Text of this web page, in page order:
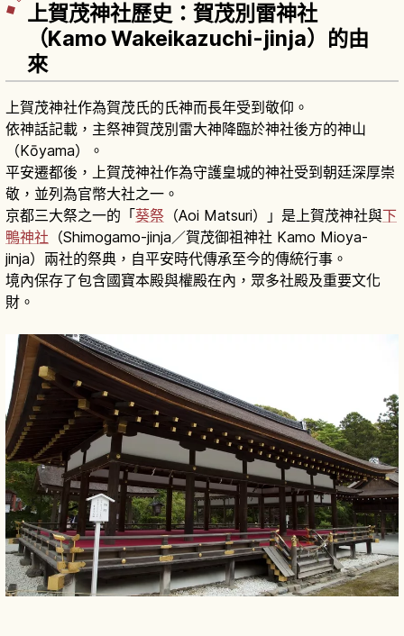
上賀茂神社歷史：賀茂別雷神社
（Kamo Wakeikazuchi-jinja）的由
來
上賀茂神社作為賀茂氏的氏神而長年受到敬仰。
依神話記載，主祭神賀茂別雷大神降臨於神社後方的神山
（Kōyama）。
平安遷都後，上賀茂神社作為守護皇城的神社受到朝廷深厚崇
敬，並列為官幣大社之一。
京都三大祭之一的「葵祭 （Aoi Matsuri）」是上賀茂神社與下
鴨神社 （Shimogamo-jinja／賀茂御祖神社 Kamo Mioya-
jinja）兩社的祭典，自平安時代傳承至今的傳統行事。
境內保存了包含國寶本殿與權殿在內，眾多社殿及重要文化
財。